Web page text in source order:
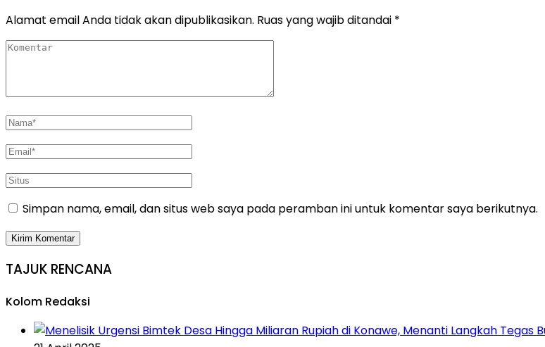
Alamat email Anda tidak akan dipublikasikan. Ruas yang wajib ditandai *
Simpan nama, email, dan situs web saya pada peramban ini untuk komentar saya berikutnya.
TAJUK RENCANA
Kolom Redaksi